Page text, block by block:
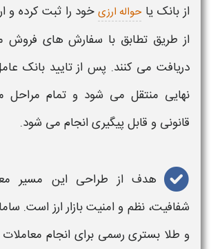
از بانک یاحواله ارزی خود را ثبت کرده و
از طریق تطابق با سفارش‌ های فروش
دریافت می‌ کنند. پس از تایید بانک
نهایی منتقل می‌ شود و تمام مراحل
قانونی و قابل پیگیری انجام می‌ شود.
هدف از طراحی این مسیر
شفافیت، نظم و امنیت بازارارزاست.
و طلا بستری رسمی برای انجام معاملات